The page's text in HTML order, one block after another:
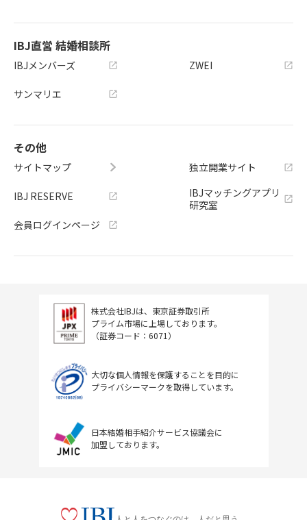
IBJ直営 結婚相談所
IBJメンバーズ
サンマリエ
ZWEI
その他
サイトマップ
IBJ RESERVE
会員ログインページ
独立開業サイト
IBJマッチングアプリ
研究室
株式会社IBJは、東京証券取引所
プライム市場に上場しております。
（証券コード：6071）
大切な個人情報を保護することを目的に
プライバシーマークを取得しています。
日本結婚相手紹介サービス協議会に
加盟しております。